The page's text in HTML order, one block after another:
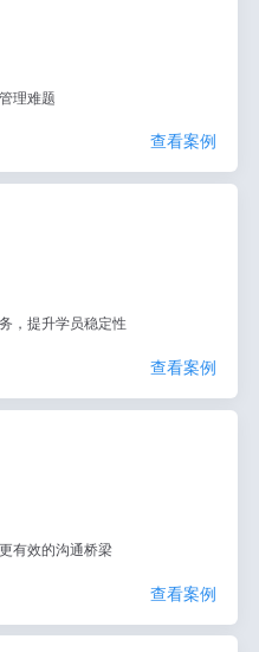
理难题
查看案例
，提升学员稳定性
查看案例
有效的沟通桥梁
查看案例